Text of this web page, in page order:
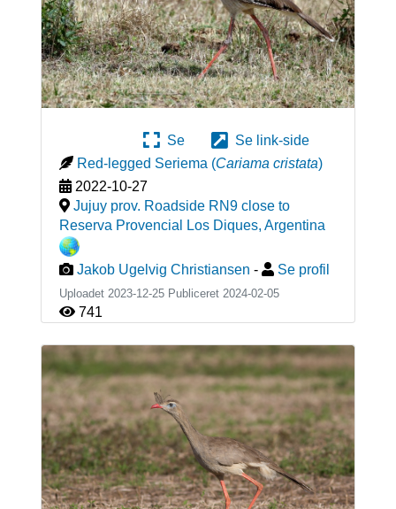
Se
Se link-side
Red-legged Seriema (Cariama cristata)
2022-10-27
Jujuy prov. Roadside RN9 close to
Reserva Provencial Los Diques, Argentina
Jakob Ugelvig Christiansen - Se profil
Uploadet 2023-12-25 Publiceret 2024-02-05
741